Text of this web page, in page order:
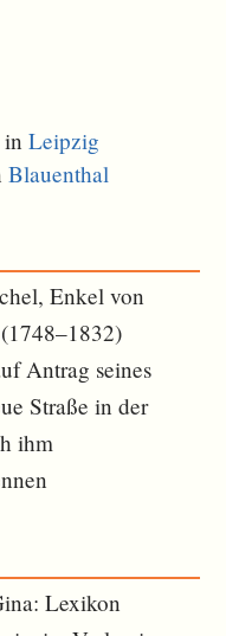
inLeipzig
Blauenthal
Enkel von
(1748–1832)
Antrag seines
Straße in der
ihm
Lexikon